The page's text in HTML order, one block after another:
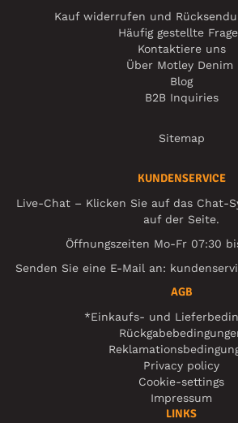
Kauf widerrufen und
Häufig gestellte
Kontaktiere uns
Über Motley Denim
Blog
B2B Inquiries
Sitemap
KUNDENSERVICE
Live-Chat – Klicken Sie auf das Chat-
auf der Seite.
Öffnungszeiten Mo-Fr 07:30
Senden Sie eine E-Mail an:
AGB
*Einkaufs- und
Privacy policy
Cookie-settings
Impressum
LINKS